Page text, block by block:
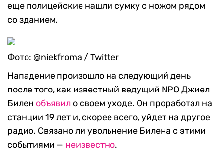
еще полицейские нашли сумку с ножом рядом
со зданием.
Фото: @niekfroma / Twitter
Нападение произошло на следующий день
после того, как известный ведущий NPO Джиел
Билен объявил о своем уходе. Он проработал на
станции 19 лет и, скорее всего, уйдет на другое
радио. Связано ли увольнение Билена с этими
событиями — неизвестно.